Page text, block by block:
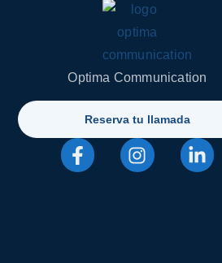
Optima Communication
Reserva tu llamada